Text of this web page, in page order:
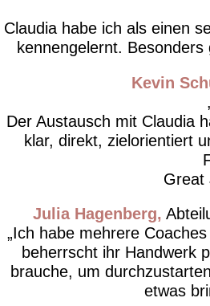
Claudia habe ich als einen
kennengelernt.
Kevin
Der Austausch mit Claudia
klar, direkt, zielorientiert
Great
Julia Hagenberg
Ich habe mehrere
beherrscht ihr Handwerk
brauche, um
etwas